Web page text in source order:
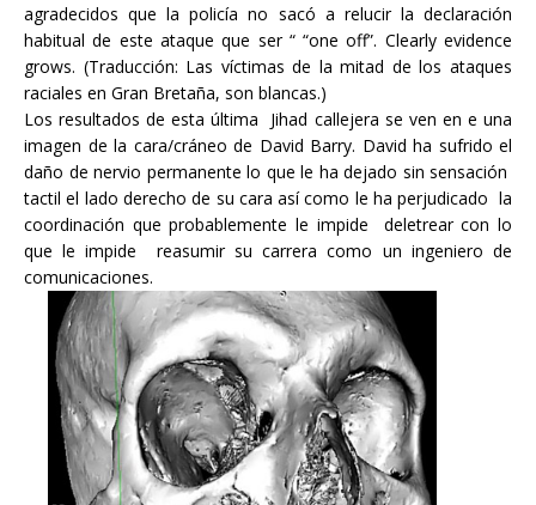
agradecidos que la policía no sacó a relucir la declaración
habitual de este ataque que ser “ “one off”. Clearly evidence
grows. (Traducción: Las víctimas de la mitad de los ataques
raciales en Gran Bretaña, son blancas.)
Los resultados de esta última Jihad callejera se ven en e una
imagen de la cara/cráneo de David Barry. David ha sufrido el
daño de nervio permanente lo que le ha dejado sin sensación
tactil el lado derecho de su cara así como le ha perjudicado la
coordinación que probablemente le impide deletrear con lo
que le impide reasumir su carrera como un ingeniero de
comunicaciones.